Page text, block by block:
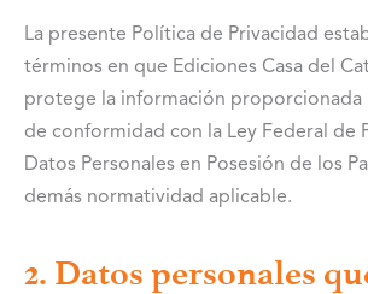
La presente Política de Privacidad
términos en que Ediciones Casa del
protege la información proporcionada
de conformidad con la Ley Federal de
Datos Personales en Posesión de los
demás normatividad aplicable.
2. Datos personales